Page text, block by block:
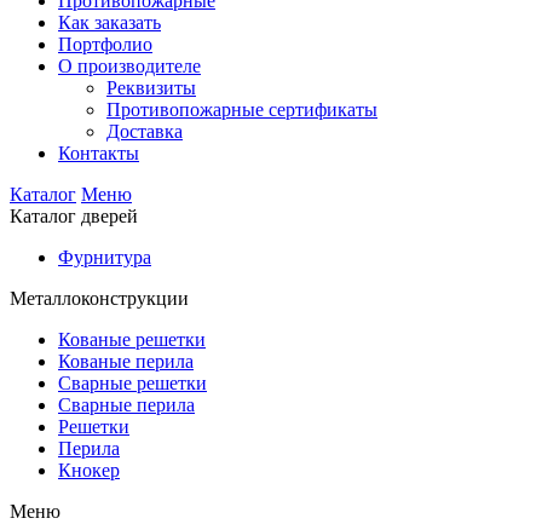
Как заказать
Портфолио
О производителе
Реквизиты
Противопожарные сертификаты
Доставка
Контакты
Каталог Меню
Каталог дверей
Фурнитура
Металлоконструкции
Кованые решетки
Кованые перила
Сварные решетки
Сварные перила
Решетки
Перила
Кнокер
Меню